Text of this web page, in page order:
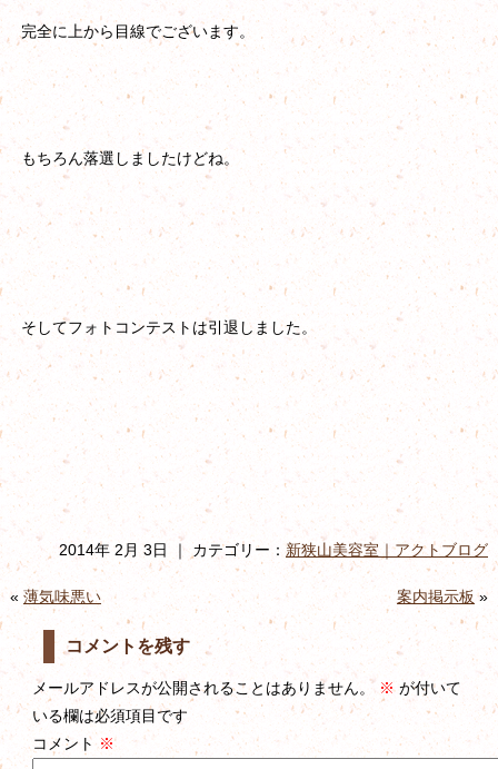
完全に上から目線でございます。
もちろん落選しましたけどね。
そしてフォトコンテストは引退しました。
2014年 2月 3日 ｜ カテゴリー：新狭山美容室｜アクトブログ
« 薄気味悪い 案内掲示板 »
コメントを残す
メールアドレスが公開されることはありません。 ※が付いて
いる欄は必須項目です
コメント※